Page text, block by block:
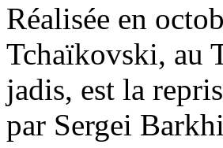
Réalisée en
Tchaïkovski, au
jadis, est la
par Sergei